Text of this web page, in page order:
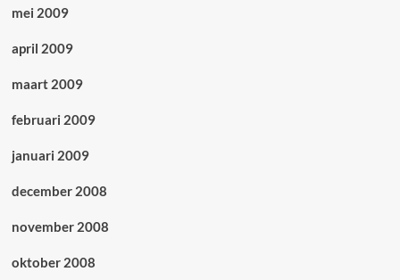
mei 2009
april 2009
maart 2009
februari 2009
januari 2009
december 2008
november 2008
oktober 2008